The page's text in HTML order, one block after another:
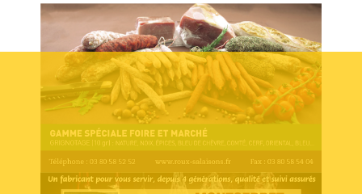
Voir l'annonce
Accéder au site